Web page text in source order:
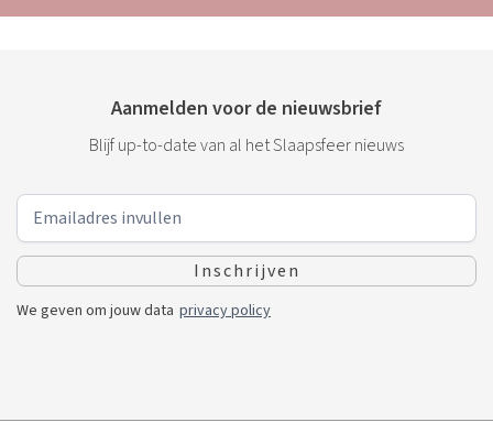
Aanmelden voor de nieuwsbrief
Blijf up-to-date van al het Slaapsfeer nieuws
We geven om jouw data privacy policy